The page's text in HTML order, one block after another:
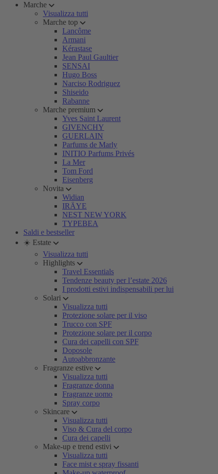
Marche
Visualizza tutti
Marche top
Lancôme
Armani
Kérastase
Jean Paul Gaultier
SENSAI
Hugo Boss
Narciso Rodriguez
Shiseido
Rabanne
Marche premium
Yves Saint Laurent
GIVENCHY
GUERLAIN
Parfums de Marly
INITIO Parfums Privés
La Mer
Tom Ford
Eisenberg
Novita
Widian
IRÄYE
NEST NEW YORK
TYPEBEA
Saldi e bestseller
☀️ Estate
Visualizza tutti
Highlights
Travel Essentials
Tendenze beauty per l’estate 2026
I prodotti estivi indispensabili per lui
Solari
Visualizza tutti
Protezione solare per il viso
Trucco con SPF
Protezione solare per il corpo
Cura dei capelli con SPF
Doposole
Autoabbronzante
Fragranze estive
Visualizza tutti
Fragranze donna
Fragranze uomo
Spray corpo
Skincare
Visualizza tutti
Viso & Cura del corpo
Cura dei capelli
Make-up e trend estivi
Visualizza tutti
Face mist e spray fissanti